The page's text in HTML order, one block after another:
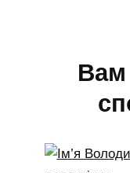
Вам